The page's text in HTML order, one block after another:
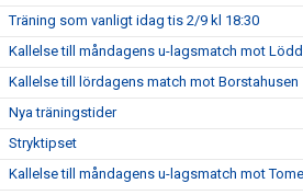
Träning som vanligt idag tis 2/9 kl 18:30
Kallelse till måndagens u-lagsmatch mot
Kallelse till lördagens match mot Borstahusen
Nya träningstider
Stryktipset
Kallelse till måndagens u-lagsmatch mot